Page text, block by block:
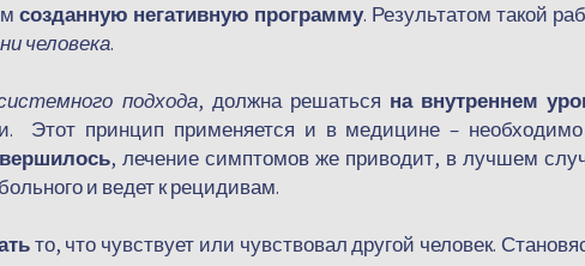
созданную негативную программу. Результатом такой
человека.
подхода, должна решаться на внутреннем
Этот принцип применяется и в медицине – необходимо
, лечение симптомов же приводит, в лучшем
и ведет к рецидивам.
то, что чувствует или чувствовал другой человек.